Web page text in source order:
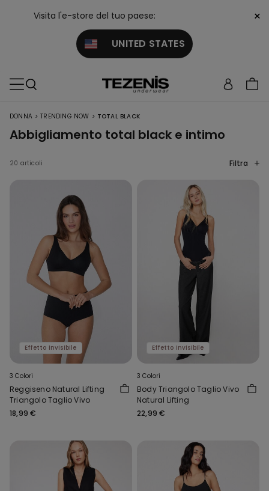
Visita l'e-store del tuo paese:
UNITED STATES
×
DONNA > TRENDING NOW > TOTAL BLACK
Abbigliamento total black e intimo
20 articoli Filtra
Effetto invisibile
3 Colori
Reggiseno Natural Lifting
Triangolo Taglio Vivo
18,99 €
Effetto invisibile
3 Colori
Body Triangolo Taglio Vivo
Natural Lifting
22,99 €